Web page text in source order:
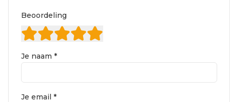
Beoordeling
Je naam *
Je email *